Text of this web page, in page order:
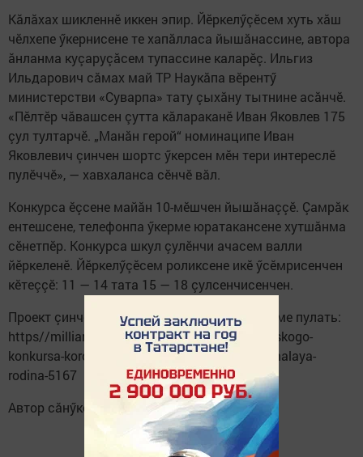
Кăлăхах шикленнӗ иккен эпир. Йӗркелӳçӗсем хуть хăш
чӗлхепе ӳкернисене те хапăлласа йышăнассине, автора
ăнланма куçаруçăсем тупассине каларӗç. Ильгиз
Ильдарович сăмах май ТР Наукăпа вӗрентӳ
министерстви «Суварпа» тату çыхăну тытнине асăнчӗ.
«Пӗлтӗр чăвашсен çутта кăлараканӗ Иван Яковлев 175
çул тултарчӗ. „Манăн герой“ номинаципе Иван
Яковлевич çинчен шортс ӳкерсен мӗн тери интереслӗ
пулӗччӗ», — хавхаланса сӗнчӗ вăл.
Конкурса ӗçсене майăн 10-мӗшчен йышăнаççӗ. Çамрăк
ентешсене, телефонпа ӳкерме юратакансене хутшăнма
сӗнетпӗр. Конкурса шкул çулӗнчи ачасем валли
йӗркеленӗ. Йӗркелӳçӗсем роликсене икӗ ӳсӗмрисенчен
кӗтеççӗ: 11 — 14 тата 15 — 18 çулсенчисенчен.
Проект çинчен тӗплӗнрех çакăнта кӗрсе пӗлме пулать:
https//milliard.tatar/news/polozenie-vserossiiskogo-
konkursa-korotkix-videorolikov-moya-bolsaya-malaya-
rodina-5167
Автор сăнӳкерчӗкӗсем.